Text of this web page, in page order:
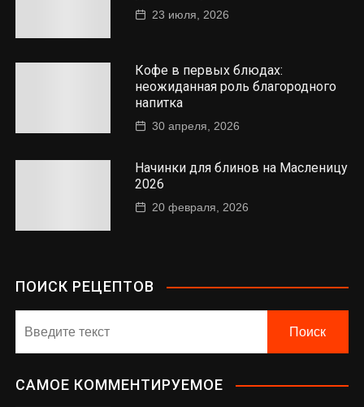
23 июля, 2026
Кофе в первых блюдах:
неожиданная роль благородного
напитка
30 апреля, 2026
Начинки для блинов на Масленицу
2026
20 февраля, 2026
ПОИСК РЕЦЕПТОВ
САМОЕ КОММЕНТИРУЕМОЕ